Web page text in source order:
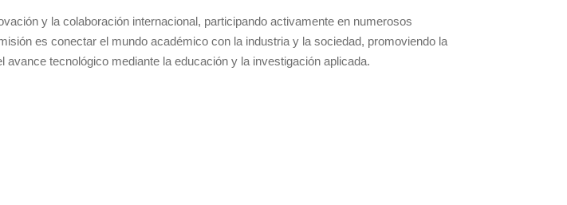
y la colaboración internacional, participando activamente en numerosos
es conectar el mundo académico con la industria y la sociedad, promoviendo la
avance tecnológico mediante la educación y la investigación aplicada.